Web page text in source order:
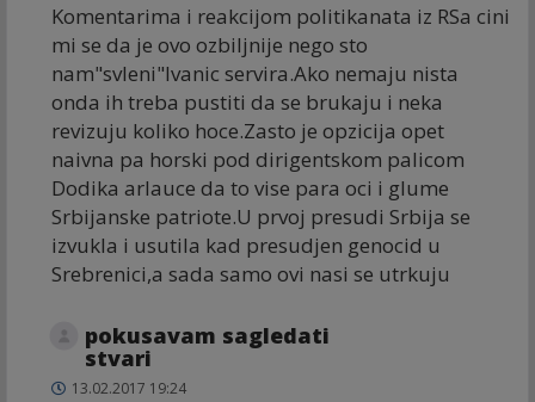
Komentarima i reakcijom politikanata iz RSa cini
mi se da je ovo ozbiljnije nego sto
nam"svleni"Ivanic servira.Ako nemaju nista
onda ih treba pustiti da se brukaju i neka
revizuju koliko hoce.Zasto je opzicija opet
naivna pa horski pod dirigentskom palicom
Dodika arlauce da to vise para oci i glume
Srbijanske patriote.U prvoj presudi Srbija se
izvukla i usutila kad presudjen genocid u
Srebrenici,a sada samo ovi nasi se utrkuju
pokusavam sagledati
stvari
13.02.2017 19:24